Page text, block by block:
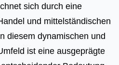
sich durch eine
und mit­tel­stän­di­schen
die­sem dyna­mi­schen und
ist eine aus­ge­präg­te